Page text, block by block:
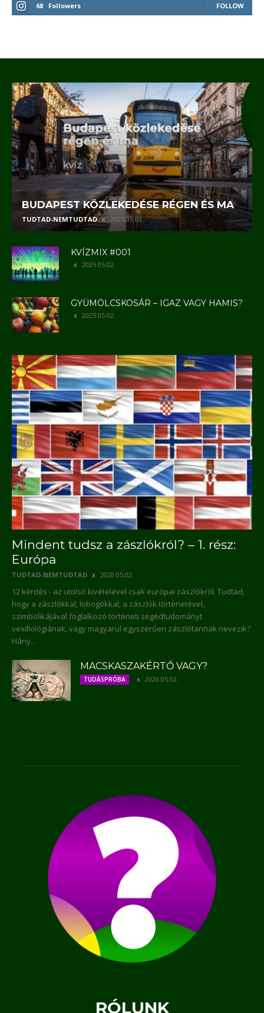
68 Followers FOLLOW
BUDAPEST KÖZLEKEDÉSE RÉGEN ÉS MA
TUDTAD-NEMTUDTAD 2025.05.02.
KVÍZMIX #001
2025.05.02.
GYÜMÖLCSKOSÁR – IGAZ VAGY HAMIS?
2025.05.02.
Mindent tudsz a zászlókról? – 1. rész:
Európa
TUDTAD-NEMTUDTAD 2020.05.02.
12 kérdés - az utolsó kivételével csak európai zászlókról. Tudtad,
hogy a zászlókkal, lobogókkal, a zászlók történetével,
szimbolikájával foglalkozó történeti segédtudományt
vexillológiának, vagy magyarul egyszerűen zászlótannak nevezik?
Hány...
MACSKASZAKÉRTŐ VAGY?
TUDÁSPRÓBA 2020.05.02.
RÓLUNK